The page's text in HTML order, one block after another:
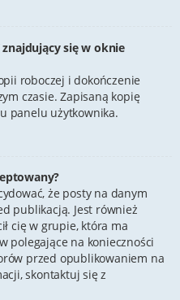
znajdujący się w oknie
roboczej i dokończenie
czasie. Zapisaną kopię
panelu użytkownika.
że posty na danym
publikacją. Jest również
cię w grupie, która ma
polegające na konieczności
przed opublikowaniem na
skontaktuj się z